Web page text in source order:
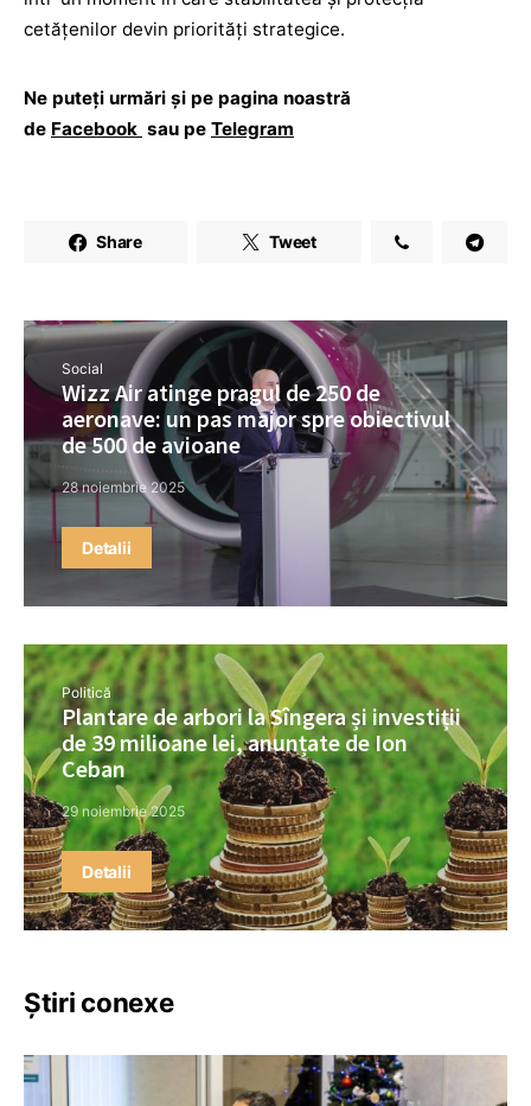
cetățenilor devin priorități strategice.
Ne puteți urmări și pe pagina noastră
de Facebook sau pe Telegram
Share Tweet
Social
Wizz Air atinge pragul de 250 de
aeronave: un pas major spre obiectivul
de 500 de avioane
28 noiembrie 2025
Detalii
Politică
Plantare de arbori la Sîngera și investiții
de 39 milioane lei, anunțate de Ion
Ceban
29 noiembrie 2025
Detalii
Știri conexe